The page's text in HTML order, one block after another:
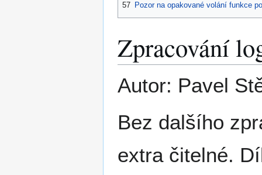
57 Pozor na opakované volání funkce
Zpracování
Autor: Pavel
Bez dalšího
extra čitelné.